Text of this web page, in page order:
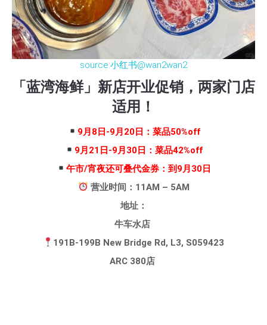
source:小红书@wan2wan2
「蓝湾海鲜」新店开业促销，两家门店
适用！
9月8日-9月20日：菜品50%off
9月21日-9月30日：菜品42%off
午市/宵夜还可叠代金券：到9月30日
营业时间：11AM – 5AM
地址：
牛车水店
191B-199B New Bridge Rd, L3, S059423
ARC 380店